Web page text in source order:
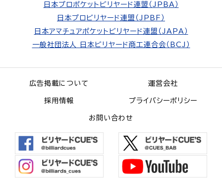
日本プロポケットビリヤード連盟（JPBA）
日本プロビリヤード連盟（JPBF）
日本アマチュアポケットビリヤード連盟（JAPA）
一般社団法人 日本ビリヤード商工連合会（BCJ）
広告掲載について 運営会社
採用情報 プライバシーポリシー
お問い合わせ